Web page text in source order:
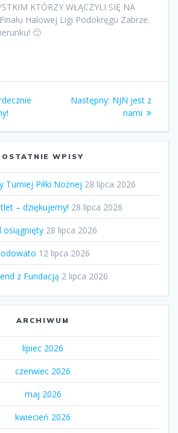
KTÓRZY WŁĄCZYLI SIĘ NA
Halowej Ligi Podokręgu Zabrze.
🙂
Następny: Następny
wpis:
NJN jest z
nami
OSTATNIE WPISY
Turniej Piłki Nożnej 28 lipca 2026
– dziękujemy! 28 lipca 2026
osiągnięty 28 lipca 2026
12 lipca 2026
z Fundacją 2 lipca 2026
ARCHIWUM
lipiec 2026
czerwiec 2026
maj 2026
kwiecień 2026